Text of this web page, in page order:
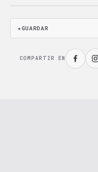
★GUARDAR
COMPARTIR EN